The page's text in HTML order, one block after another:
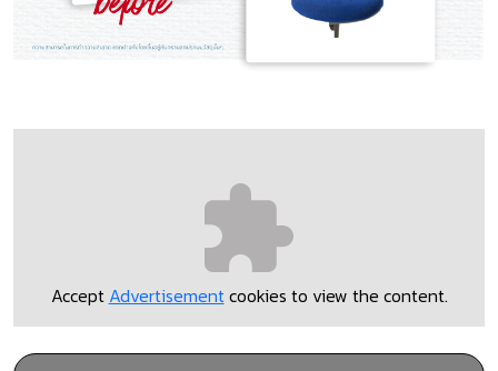
Accept Advertisementcookies to view the content.